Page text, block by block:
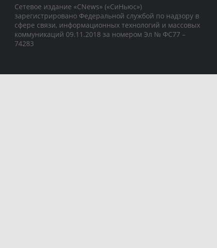
Сетевое издание «CNews» («СиНьюс»)
зарегистрировано Федеральной службой по надзору в
сфере связи, информационных технологий и массовых
коммуникаций 09.11.2018 за номером Эл № ФС77 –
74283